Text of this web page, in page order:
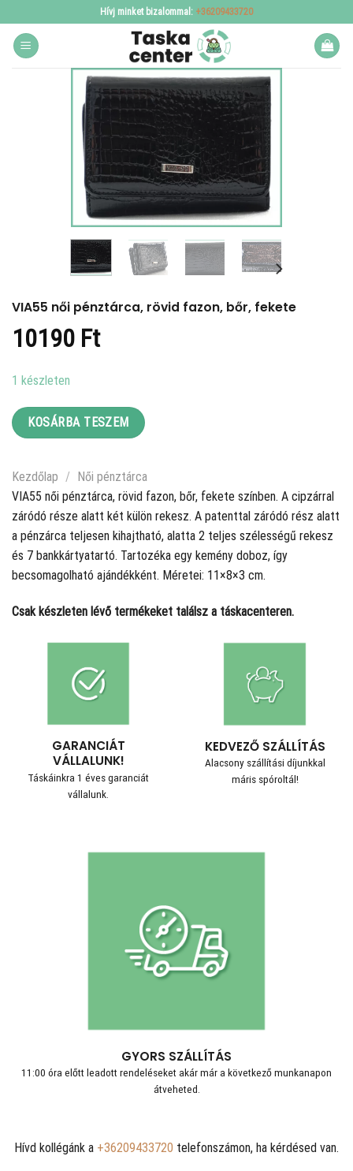
to
content
Hívj minket bizalommal: +36209433720
VIA55 női pénztárca, rövid fazon, bőr, fekete
10190 Ft
1 készleten
KOSÁRBA TESZEM
Kezdőlap /
Női pénztárca
VIA55 női pénztárca, rövid fazon, bőr, fekete színben. A cipzárral
záródó része alatt két külön rekesz. A patenttal záródó rész alatt
a pénzárca teljesen kihajtható, alatta 2 teljes szélességű rekesz
és 7 bankkártyatartó. Tartozéka egy kemény doboz, így
becsomagolható ajándékként. Méretei: 11×8×3 cm.
Csak készleten lévő termékeket találsz a táskacenteren.
GARANCIÁT
VÁLLALUNK!
Táskáinkra 1 éves garanciát
vállalunk.
KEDVEZŐ SZÁLLÍTÁS
Alacsony szállítási díjunkkal
máris spóroltál!
GYORS SZÁLLÍTÁS
11:00 óra előtt leadott rendeléseket akár már a következő munkanapon
átveheted.
Hívd kollégánk a +36209433720 telefonszámon, ha kérdésed van.